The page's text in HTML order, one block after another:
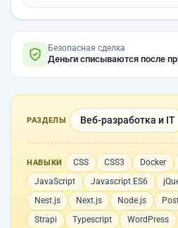
Безопасная сделка
Деньги списываются после
РАЗДЕЛЫ Веб-разработка и IT
НАВЫКИ CSS CSS3 Docker
JavaScript
Javascript ES6
Nest.js
Next.js Node.js
Strapi
Typescript WordPress